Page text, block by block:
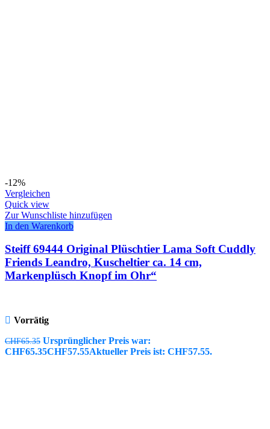
-12%
Vergleichen
Quick view
Zur Wunschliste hinzufügen
In den Warenkorb
Steiff 69444 Original Plüschtier Lama Soft Cuddly
Friends Leandro, Kuscheltier ca. 14 cm,
Markenplüsch Knopf im Ohr“
Vorrätig
CHF65.35 Ursprünglicher Preis war:
CHF65.35CHF57.55Aktueller Preis ist: CHF57.55.